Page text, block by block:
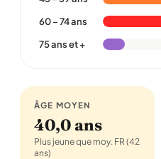
60 – 74 ans
75 ans et +
ÂGE MOYEN
40,0 ans
Plus jeune que moy. FR (42
ans)